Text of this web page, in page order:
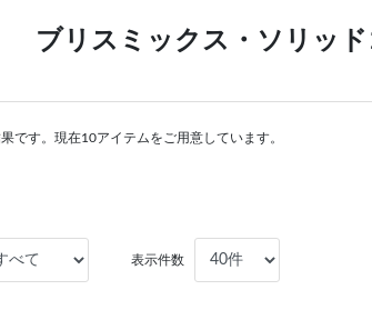
ブリスミックス・ソリッ
です。現在10アイテムをご用意しています。
表示件数